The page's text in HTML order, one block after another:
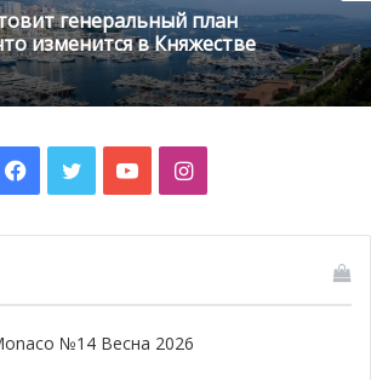
судебной власти в
генеральный план
изменится в Княжестве
Facebook
TwitterYouTubeInstagram
№14 Весна 2026